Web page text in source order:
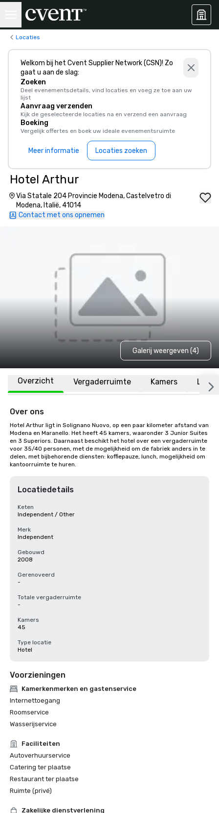
Locaties
Welkom bij het Cvent Supplier Network (CSN)! Zo
gaat u aan de slag:
Zoeken
Deel evenementsdetails, vind locaties en voeg ze toe aan uw
lijst
Aanvraag verzenden
Kijk de geselecteerde locaties na en verzend een aanvraag
Boeking
Vergelijk offertes en boek uw ideale evenementsruimte
Meer informatie Locaties zoeken
Hotel Arthur
Via Statale 204 Provincie Modena, Castelvetro di
Modena, Italië, 41014
Contact met ons opnemen
Galerij weergeven (4)
Overzicht Vergaderruimte Kamers
Over ons
Hotel Arthur ligt in Solignano Nuovo, op een paar kilometer afstand van
Modena en Maranello. Het heeft 45 kamers, waaronder 3 Junior Suites
en 3 Superiors. Daarnaast beschikt het hotel over een vergaderruimte
voor 35/40 personen, met de mogelijkheid om de fabriek anders in te
delen, met bijbehorende diensten: koffiepauze, lunch, mogelijkheid om
kantoorruimte te huren.
Locatiedetails
Keten
Independent / Other
Merk
Independent
Gebouwd
2008
Gerenoveerd
-
Totale vergaderruimte
-
Kamers
45
Type locatie
Hotel
Voorzieningen
Kamerkenmerken en gastenservice
Internettoegang
Roomservice
Wasserijservice
Faciliteiten
Autoverhuurservice
Catering ter plaatse
Restaurant ter plaatse
Ruimte (privé)
Zakelijke dienstverlening